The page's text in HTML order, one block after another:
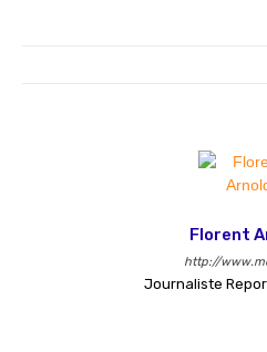
Florent
http://
Journaliste